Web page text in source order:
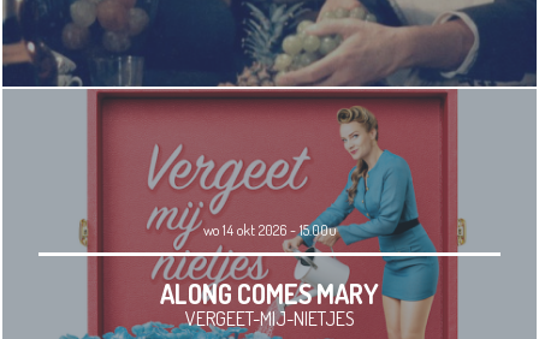
wo 14 okt 2026 - 15.00u
ALONG COMES MARY
VERGEET-MIJ-NIETJES